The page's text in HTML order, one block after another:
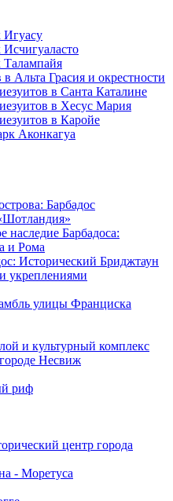
Альта Грасия и окрестности
в Санта Каталине
в Хесус Мария
в Каройе
Аконкагуа
Барбадос
Барбадоса:
и Рома
Исторический Бриджтаун
укреплениями
улицы Франциска
и культурный комплекс
Несвиж
риф
центр города
- Моретуса